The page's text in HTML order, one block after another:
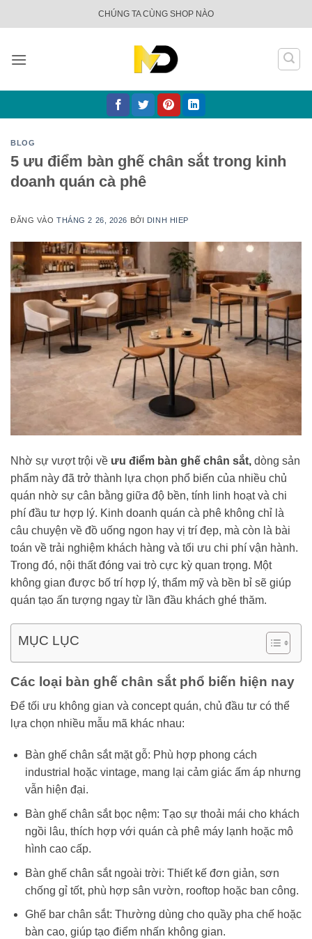
qua
dung
CHÚNG TA CÙNG SHOP NÀO
BLOG
5 ưu điểm bàn ghế chân sắt trong kinh
doanh quán cà phê
ĐĂNG VÀOTHÁNG 2 26, 2026 BỞI DINH HIEP
Nhờ sự vượt trội về ưu điểm bàn ghế chân sắt, dòng sản
phẩm này đã trở thành lựa chọn phổ biến của nhiều chủ
quán nhờ sự cân bằng giữa độ bền, tính linh hoạt và chi
phí đầu tư hợp lý. Kinh doanh quán cà phê không chỉ là
câu chuyện về đồ uống ngon hay vị trí đẹp, mà còn là bài
toán về trải nghiệm khách hàng và tối ưu chi phí vận hành.
Trong đó, nội thất đóng vai trò cực kỳ quan trọng. Một
không gian được bố trí hợp lý, thẩm mỹ và bền bỉ sẽ giúp
quán tạo ấn tượng ngay từ lần đầu khách ghé thăm.
MỤC LỤC
Các loại bàn ghế chân sắt phổ biến hiện nay
Để tối ưu không gian và concept quán, chủ đầu tư có thể
lựa chọn nhiều mẫu mã khác nhau:
Bàn ghế chân sắt mặt gỗ: Phù hợp phong cách
industrial hoặc vintage, mang lại cảm giác ấm áp nhưng
vẫn hiện đại.
Bàn ghế chân sắt bọc nệm: Tạo sự thoải mái cho khách
ngồi lâu, thích hợp với quán cà phê máy lạnh hoặc mô
hình cao cấp.
Bàn ghế chân sắt ngoài trời: Thiết kế đơn giản, sơn
chống gỉ tốt, phù hợp sân vườn, rooftop hoặc ban công.
Ghế bar chân sắt: Thường dùng cho quầy pha chế hoặc
bàn cao, giúp tạo điểm nhấn không gian.